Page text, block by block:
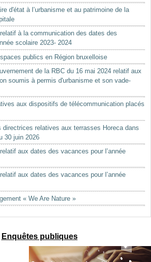
d'état à l’urbanisme et au patrimoine de la
à la communication des dates des
scolaire 2023- 2024
publics en Région bruxelloise
de la RBC du 16 mai 2024 relatif aux
soumis à permis d'urbanisme et son vade-
aux dispositifs de télécommunication placés
directrices relatives aux terrasses Horeca dans
30 juin 2026
aux dates des vacances pour l’année
aux dates des vacances pour l’année
« We Are Nature »
Enquêtes publiques